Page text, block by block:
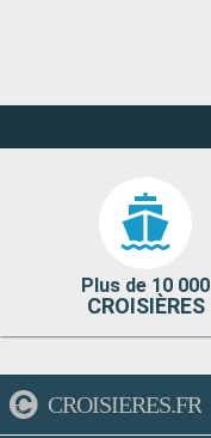
Plus de 10 000
CROISIÈRES
CROISIERES.FR